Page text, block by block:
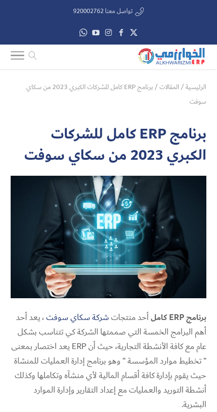
تواصل معنا 920002762
الرئيسية/ المقالات/
برنامج ERP كامل للشركات الكبري 2023 من سكاي
سوفت
برنامج ERP كامل للشركات
الكبري 2023 من سكاي سوفت
برنامجERPكاملأحد منتجاتشركة سكاي سوفت، يعد أحد
أهم البرامج الخمسة التي صممتها الشركة كي تتناسب بشكل
عام مع كافة الأنشطة التجارية، حيث أن ERP يعد اختصار بمعنى
” تخطيط موارد المؤسسة ” وهو برنامج إدارة العمليات للمنشاة
حيث يقوم بإدارة كافة أقسام المالية لأي منشآه وتكاملها وكذلك
أنشطة التوريد والعمليات مع إعداد التقارير وإدارة الموارد
البشرية.